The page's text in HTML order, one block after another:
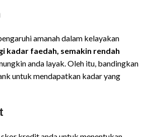
amanah dalam kelayakan
kadar faedah, semakin rendah
anda layak. Oleh itu, bandingkan
untuk mendapatkan kadar yang